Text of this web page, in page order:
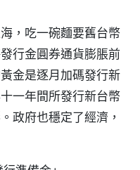
，吃一碗麵要舊台幣
行金圓券通貨膨脹前
金是逐月加碼發行新
一年間所發行新台幣
政府也穩定了經濟，